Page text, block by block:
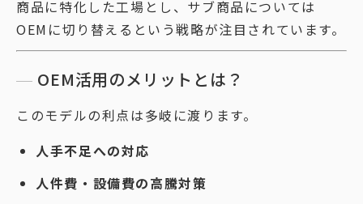
商品に特化した工場とし、サブ商品については
OEMに切り替えるという戦略が注目されています。
OEM活用のメリットとは？
このモデルの利点は多岐に渡ります。
人手不足への対応
人件費・設備費の高騰対策